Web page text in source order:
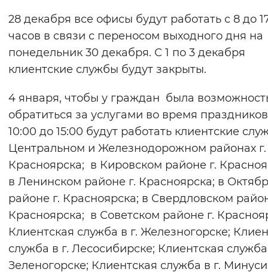
Изображения
Включены Выключены
Звуковой ассистент
Воспроизвести Остановить
Вернуть стандартные настройки
28 декабря все офисы будут работать с 8 до
часов в связи с переносом выходного дня на
понедельник 30 декабря. С 1 по 3 декабря
клиентские службы будут закрыты.
4 января, чтобы у граждан была
обратиться за услугами во время
10:00 до 15:00 будут работать клиентские
Центральном и Железнодорожном районах г.
Красноярска; в Кировском районе г.
в Ленинском районе г. Красноярска; в
районе г. Красноярска; в Свердловском
Красноярска; в Советском районе г.
Клиентская служба в г. Железногорске;
служба в г. Лесосибирске; Клиентская служба
Зеленогорске; Клиентская служба в г.